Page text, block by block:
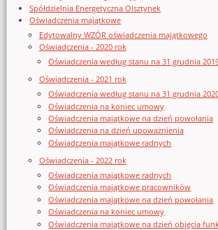
Spółdzielnia Energetyczna Olsztynek
Oświadczenia majątkowe
Edytowalny WZÓR oświadczenia majątkowego
Oświadczenia - 2020 rok
Oświadczenia według stanu na 31 grudnia
Oświadczenia - 2021 rok
Oświadczenia według stanu na 31 grudnia
Oświadczenia na koniec umowy
Oświadczenia majątkowe na dzień powołania
Oświadczenia na dzień upoważnienia
Oświadczenia majątkowe radnych
Oświadczenia - 2022 rok
Oświadczenia majątkowe radnych
Oświadczenia majątkowe pracowników
Oświadczenia majątkowe na dzień powołania
Oświadczenia na koniec umowy
Oświadczenia majątkowe na dzień objęcia